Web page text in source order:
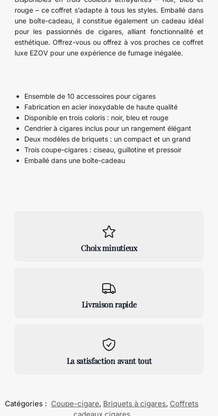
rouge – ce coffret s’adapte à tous les styles. Emballé dans
une boîte-cadeau, il constitue également un cadeau idéal
pour les passionnés de cigares, alliant fonctionnalité et
esthétique. Offrez-vous ou offrez à vos proches ce coffret
luxe EZOV pour une expérience de fumage inégalée.
Ensemble de 10 accessoires pour cigares
Fabrication en acier inoxydable de haute qualité
Disponible en trois coloris : noir, bleu et rouge
Cendrier à cigares inclus pour un rangement élégant
Deux modèles de briquets : un compact et un grand
Trois coupe-cigares : ciseau, guillotine et pressoir
Emballé dans une boîte-cadeau
Choix minutieux
Livraison rapide
La satisfaction avant tout
Catégories : Coupe-cigare, Briquets à cigares, Coffrets